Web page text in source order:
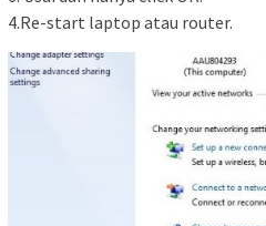
4.Re-start laptop atau router.